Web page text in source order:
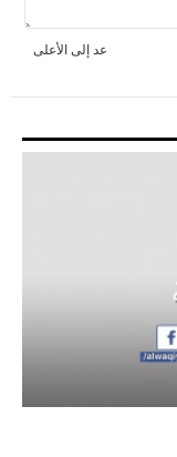
عد إلى الأعلى